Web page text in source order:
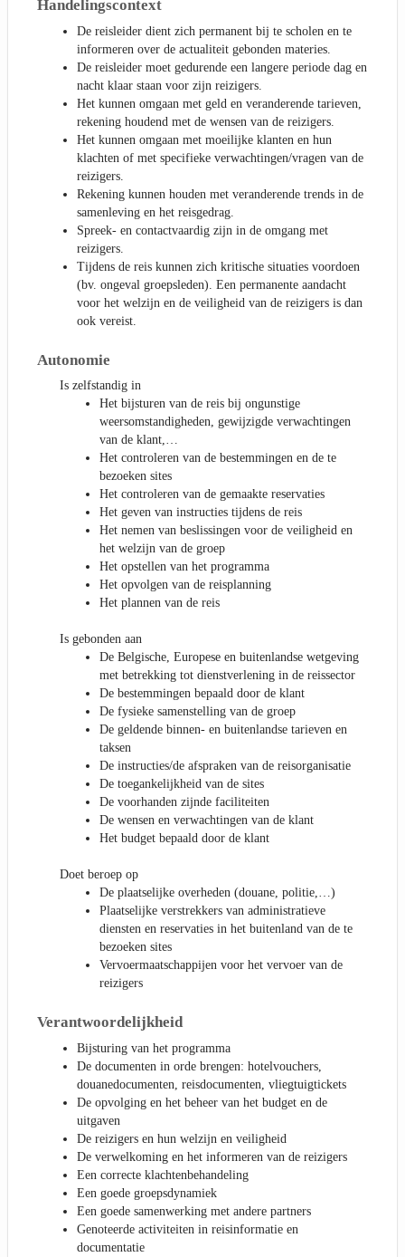
Handelingscontext
De reisleider dient zich permanent bij te scholen en te
informeren over de actualiteit gebonden materies.
De reisleider moet gedurende een langere periode dag en
nacht klaar staan voor zijn reizigers.
Het kunnen omgaan met geld en veranderende tarieven,
rekening houdend met de wensen van de reizigers.
Het kunnen omgaan met moeilijke klanten en hun
klachten of met specifieke verwachtingen/vragen van de
reizigers.
Rekening kunnen houden met veranderende trends in de
samenleving en het reisgedrag.
Spreek- en contactvaardig zijn in de omgang met
reizigers.
Tijdens de reis kunnen zich kritische situaties voordoen
(bv. ongeval groepsleden). Een permanente aandacht
voor het welzijn en de veiligheid van de reizigers is dan
ook vereist.
Autonomie
Is zelfstandig in
Het bijsturen van de reis bij ongunstige
weersomstandigheden, gewijzigde verwachtingen
van de klant,…
Het controleren van de bestemmingen en de te
bezoeken sites
Het controleren van de gemaakte reservaties
Het geven van instructies tijdens de reis
Het nemen van beslissingen voor de veiligheid en
het welzijn van de groep
Het opstellen van het programma
Het opvolgen van de reisplanning
Het plannen van de reis
Is gebonden aan
De Belgische, Europese en buitenlandse wetgeving
met betrekking tot dienstverlening in de reissector
De bestemmingen bepaald door de klant
De fysieke samenstelling van de groep
De geldende binnen- en buitenlandse tarieven en
taksen
De instructies/de afspraken van de reisorganisatie
De toegankelijkheid van de sites
De voorhanden zijnde faciliteiten
De wensen en verwachtingen van de klant
Het budget bepaald door de klant
Doet beroep op
De plaatselijke overheden (douane, politie,…)
Plaatselijke verstrekkers van administratieve
diensten en reservaties in het buitenland van de te
bezoeken sites
Vervoermaatschappijen voor het vervoer van de
reizigers
Verantwoordelijkheid
Bijsturing van het programma
De documenten in orde brengen: hotelvouchers,
douanedocumenten, reisdocumenten, vliegtuigtickets
De opvolging en het beheer van het budget en de
uitgaven
De reizigers en hun welzijn en veiligheid
De verwelkoming en het informeren van de reizigers
Een correcte klachtenbehandeling
Een goede groepsdynamiek
Een goede samenwerking met andere partners
Genoteerde activiteiten in reisinformatie en
documentatie